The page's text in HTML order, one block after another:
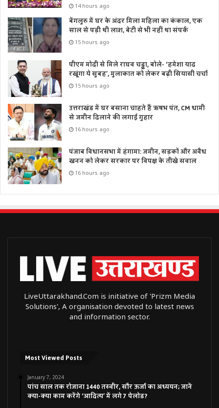
14 hours ago
बेंगलुरु में घर के अंदर मिला महिला का कंकाल, एक
साल से पड़ी थी लाश, बेटी से भी नहीं था संपर्क
15 hours ago
पीएम मोदी से मिले राघव चड्ढा, बोले- ‘हमेशा याद
रखूंगा ये सुबह’, मुलाकात को लेकर बढ़ी सियासी चर्चा
15 hours ago
उत्तराखंड में घर बसाना चाहते हैं ऋषभ पंत, CM धामी
से जमीन दिलाने की लगाई गुहार
16 hours ago
पंजाब विधानसभा में हंगामा: जमीन, सड़कों और अवैध
खनन को लेकर सरकार पर विपक्ष के तीखे सवाल
16 hours ago
LiveUttarakhand.Com is initiative of 'Prizm Media
Solutions', A organisation devoted to latest news
and information sector.
Most Viewed Posts
January 7, 2024
पांच साल तक रोजाना 1440 तस्वीर, सौर ऊर्जा का अध्ययन; जानें
क्या-क्या काम करेंगे ‘आदित्य’ में लगे 7 पेलोड?